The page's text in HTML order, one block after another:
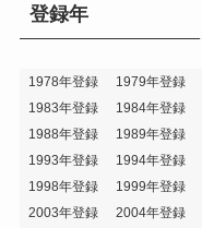
登録年
1978年登録 1979年登録
1983年登録
1984年登録
1988年登録
1989年登録
1993年登録
1994年登録
1998年登録
1999年登録
2003年登録
2004年登録